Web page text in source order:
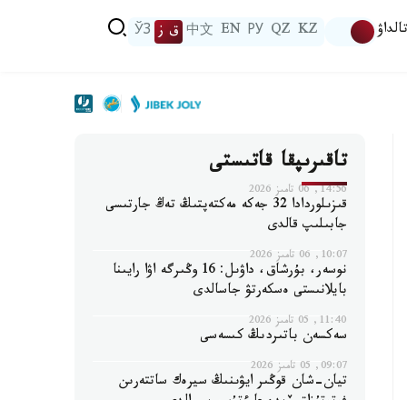
تالداۋ KZ
QZ
РУ
EN
中文 ق ز ЎЗ
تاقىرىپقا قاتىستى
14:56, 06 تامىز 2026
قىزىلوردادا 32 جەكە مەكتەپتىڭ تەڭ جارتىسى
جابىلىپ قالدى
10:07, 06 تامىز 2026
نوسەر، بۇرشاق، داۋىل: 16 وڭىرگە اۋا رايىنا
بايلانىستى ەسكەرتۋ جاسالدى
11:40, 05 تامىز 2026
سەكسەن باتىردىڭ كىسەسى
09:07, 05 تامىز 2026
تيان-شان قوڭىر ايۋىنىڭ سيرەك ساتتەرىن